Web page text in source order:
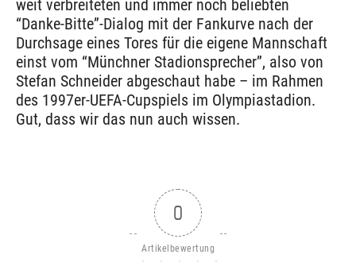
weit verbreiteten und immer noch beliebten
“Danke-Bitte”-Dialog mit der Fankurve nach der
Durchsage eines Tores für die eigene Mannschaft
einst vom “Münchner Stadionsprecher”, also von
Stefan Schneider abgeschaut habe – im Rahmen
des 1997er-UEFA-Cupspiels im Olympiastadion.
Gut, dass wir das nun auch wissen.
0
Artikelbewertung